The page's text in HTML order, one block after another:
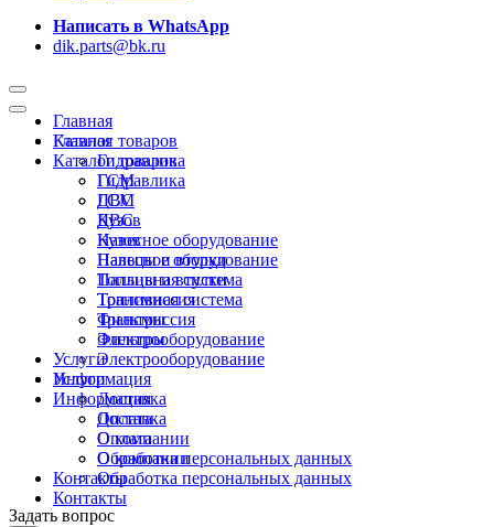
Написать в WhatsApp
dik.parts@bk.ru
Главная
Каталог товаров
Гидравлика
ГСМ
ДВС
Кузов
Навесное оборудование
Пальцы и втулки
Топливная система
Трансмиссия
Фильтры
Электрооборудование
Услуги
Информация
Доставка
Оплата
О компании
Обработка персональных данных
Контакты
Задать вопрос
Главная
Каталог товаров
Гидравлика
ГСМ
ДВС
Кузов
Навесное оборудование
Пальцы и втулки
Топливная система
Трансмиссия
Фильтры
Электрооборудование
Услуги
Информация
Доставка
Оплата
О компании
Обработка персональных данных
Контакты